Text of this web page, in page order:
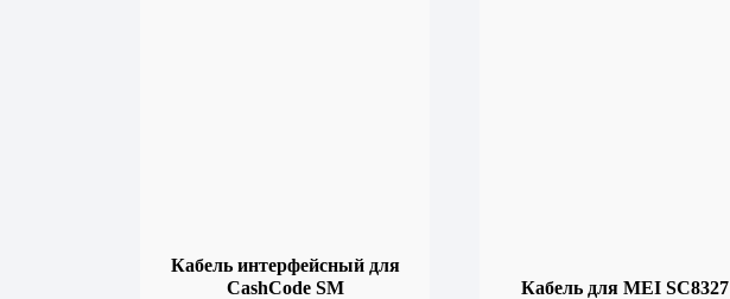
Кабель интерфейсный для
CashCode SM
Кабель для MEI SC8327